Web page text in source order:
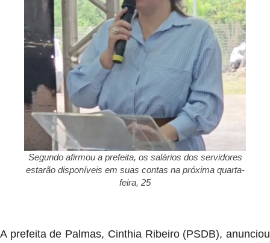
Segundo afirmou a prefeita, os salários dos servidores
estarão disponíveis em suas contas na próxima quarta-
feira, 25
A prefeita de Palmas, Cinthia Ribeiro (PSDB), anunciou